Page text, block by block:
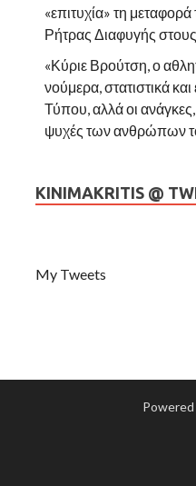
«επιτυχία» τη
Ρήτρας Διαφυγής στους
«Κύριε Βρούτση, ο
νούμερα, στατιστικά και
Τύπου, αλλά οι ανάγκες,
ψυχές των ανθρώπων
KINIMAKRITIS @
My Tweets